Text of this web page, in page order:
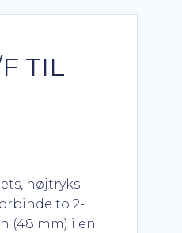
TIL
højtryks
to 2-
(48 mm) i en